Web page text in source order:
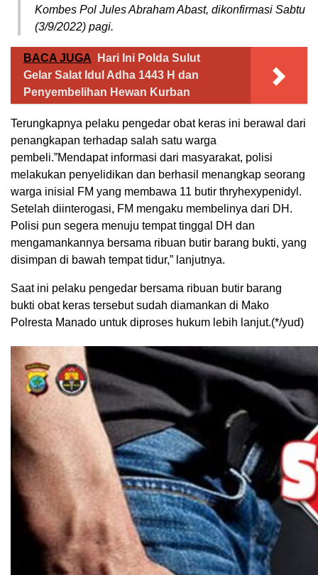
Kombes Pol Jules Abraham Abast, dikonfirmasi Sabtu
(3/9/2022) pagi.
BACA JUGA
Hari Ini Polda Sulut
Gelar Salat Idul Adha 1443 H dan
Penyembelihan Hewan Kurban
Terungkapnya pelaku pengedar obat keras ini berawal dari
penangkapan terhadap salah satu warga
pembeli.”Mendapat informasi dari masyarakat, polisi
melakukan penyelidikan dan berhasil menangkap seorang
warga inisial FM yang membawa 11 butir thryhexypenidyl.
Setelah diinterogasi, FM mengaku membelinya dari DH.
Polisi pun segera menuju tempat tinggal DH dan
mengamankannya bersama ribuan butir barang bukti, yang
disimpan di bawah tempat tidur,” lanjutnya.
Saat ini pelaku pengedar bersama ribuan butir barang
bukti obat keras tersebut sudah diamankan di Mako
Polresta Manado untuk diproses hukum lebih lanjut.(*/yud)